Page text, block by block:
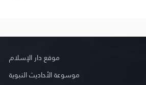
موقع دار الإسلام
موسوعة الأحاديث النبوية